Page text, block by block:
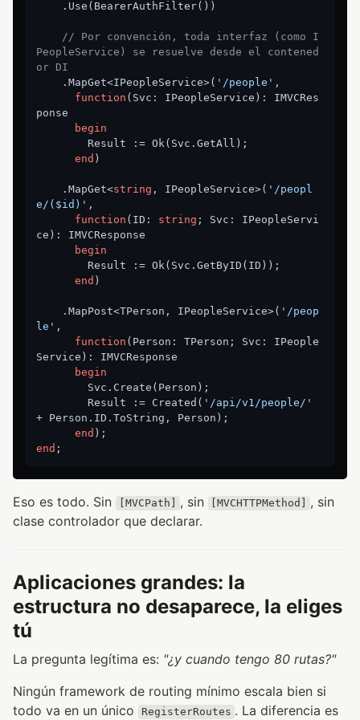
// Por convención, toda interfaz (como I
PeopleService) se resuelve desde el contened
or DI
    .MapGet<IPeopleService>(
'/people' ,
function (Svc: IPeopleService) :
IMVCRes
ponse
begin
end )
    .MapGet<
string , IPeopleService>( '/peopl
e/($id)' ,
function (ID: string ; Svc: IPeopleServi
ce) :
IMVCResponse
begin
end )
    .MapPost<TPerson, IPeopleService>(
'/peop
le' ,
function (Person: TPerson; Svc: IPeople
Service) :
IMVCResponse
begin
        Result := Created(
'/api/v1/people/'
+ Person.ID.ToString, Person);
end
end
Eso es todo. Sin [MVCPath] , sin [MVCHTTPMethod]
, sin
clase controlador que declarar.
Aplicaciones grandes: la
estructura no desaparece, la eliges
tú
La pregunta legítima es: "¿y cuando tengo 80 rutas?"
Ningún framework de routing mínimo escala bien si
todo va en un único
RegisterRoutes . La diferencia es